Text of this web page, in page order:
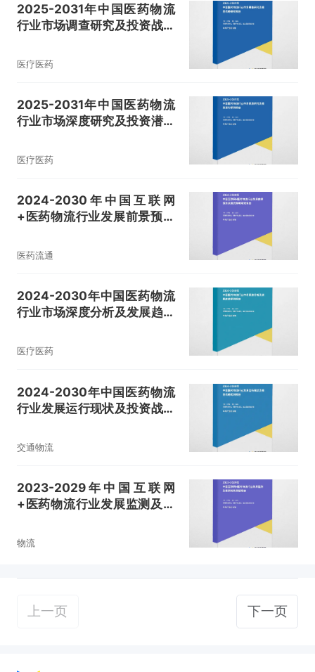
2025-2031年中国医药物流
行业市场调查研究及投资战略
医疗医药
2025-2031年中国医药物流
行业市场深度研究及投资潜力
医疗医药
2024-2030年中国互联网
+医药物流行业发展前景预测
医药流通
2024-2030年中国医药物流
行业市场深度分析及发展趋势
医疗医药
2024-2030年中国医药物流
行业发展运行现状及投资战略
交通物流
2023-2029年中国互联网
+医药物流行业发展监测及投
物流
上一页 下一页